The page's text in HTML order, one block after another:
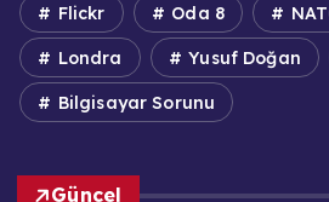
Flickr Oda 8
Londra Yusuf Doğan
Bilgisayar Sorunu
Güncel